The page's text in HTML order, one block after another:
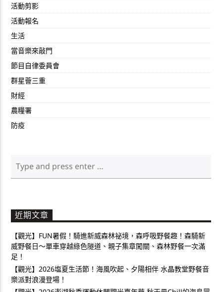
活動剪影
活動報名
生活
當音樂來敲門
節目自律委員會
群星薈三重
財經
農糧署
防疫
近期文章
【觀光】FUN暑假！騎進新威森林祕境，森呼吸野餐趣！森騎新
威野餐日～單車穿越綠色隧道、親子集章闖關、森林野餐一次滿
足！
【觀光】2026塩夏生活節！海風吹起、夕陽相伴 水晶教堂野餐音
樂派對浪漫登場！